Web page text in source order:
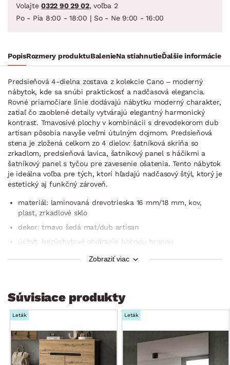
Volajte 0322 90 29 02, voľba 2
Po - Pia 8:00 - 18:00 | So - Ne 9:00 - 16:00
PopisRozmery produktuBalenieNa stiahnutieĎalšie informácie
Predsieňová 4-dielna zostava z kolekcie Cano – moderný
nábytok, kde sa snúbi praktickosť a nadčasová elegancia.
Rovné priamočiare línie dodávajú nábytku moderný charakter,
zatiaľ čo zaoblené detaily vytvárajú elegantný harmonický
kontrast. Tmavosivé plochy v kombinácii s drevodekorom dub
artisan pôsobia navyše veľmi útulným dojmom. Predsieňová
stena je zložená celkom zo 4 dielov: šatníková skriňa so
zrkadlom, predsieňová lavica, šatníkový panel s háčikmi a
šatníkový panel s tyčou pre zavesenie ošatenia. Tento nábytok
je ideálna voľba pre tých, ktorí hľadajú nadčasový štýl, ktorý je
estetický aj funkčný zároveň.
materiál: laminovaná drevotrieska 16 mm/18 mm, kov,
plast, zrkadlové sklo
dekor: tmavo šedá mat/dub artisan
úchyt: bezúchytové otváranie bočnou hranou
nožičky: klzáky, plast, čierne, výška 20 mm
tiché dovieranie dverí Softclose
moderný, elegantný a nadčasový štýl
rozmiestnené samostatne
šírka: min. 145 cm (podľa ind. rozmiestnenia)
Zobraziť viac
Súvisiace produkty
Leták Leták